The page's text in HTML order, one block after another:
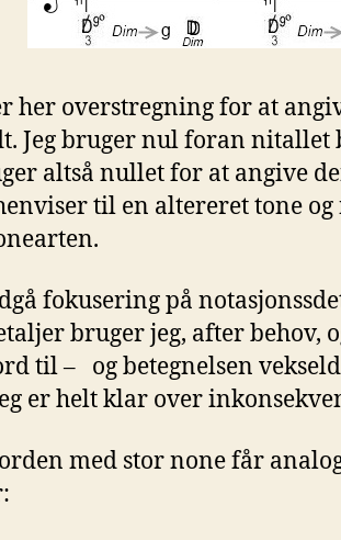
her overstregning for at
Jeg bruger nul foran nitallet
altså nullet for at angive
til en altereret tone
fokusering på
bruger jeg, after behov,
til – og betegnelsen
er helt klar over
med stor none får